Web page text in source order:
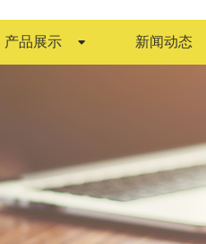
产品展示 新闻动态